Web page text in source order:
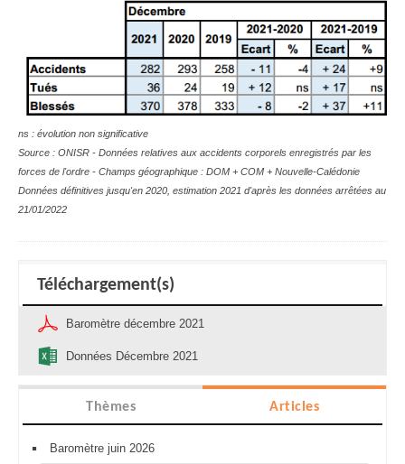
ns : évolution non significative
Source : ONISR - Données relatives aux accidents corporels enregistrés par les
forces de l'ordre - Champs géographique : DOM + COM + Nouvelle-Calédonie
Données définitives jusqu'en 2020, estimation 2021 d'après les données arrêtées au
21/01/2022
Téléchargement(s)
Baromètre décembre 2021
Données Décembre 2021
Thèmes Articles
Baromètre juin 2026